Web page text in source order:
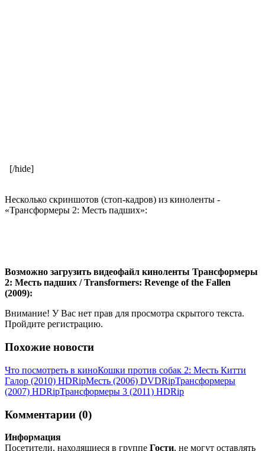
[/hide]
Несколько скриншотов (стоп-кадров) из киноленты -
«Трансформеры 2: Месть падших»:
Возможно загрузить видеофайл киноленты Трансформеры
2: Месть падших / Transformers: Revenge of the Fallen
(2009):
Внимание! У Вас нет прав для просмотра скрытого текста.
Пройдите регистрацию.
Похожие новости
Что посмотреть в киноКошки против собак 2: Месть Китти
Галор (2010) НDRірМесть (2006) DVDRірТрансформеры
(2007) НDRірТрансформеры 3 (2011) HDRip
Комментарии (0)
Информация
Посетители, находящиеся в группе Гости, не могут оставлять